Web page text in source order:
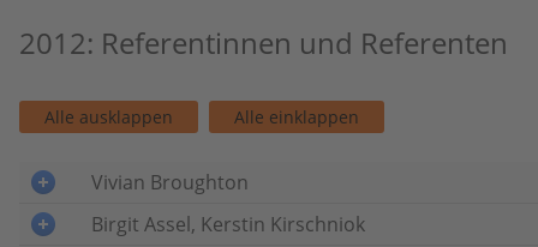
2012: Referentinnen und Referenten
Alle ausklappen Alle einklappen
Vivian Broughton
Birgit Assel, Kerstin Kirschniok